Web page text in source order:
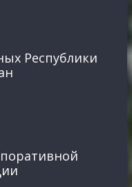
Республики